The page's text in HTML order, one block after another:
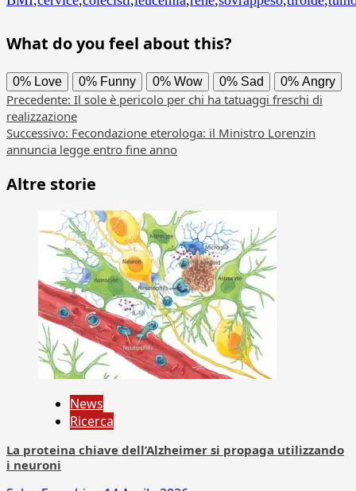
What do you feel about this?
0% Love 0% Funny 0% Wow 0% Sad 0% Angry
Navigazione
articolo
Precedente: Il sole è pericolo per chi ha tatuaggi freschi di
realizzazione
Successivo: Fecondazione eterologa: il Ministro Lorenzin
annuncia legge entro fine anno
Altre storie
News
Ricerca
La proteina chiave dell’Alzheimer si propaga utilizzando
i neuroni